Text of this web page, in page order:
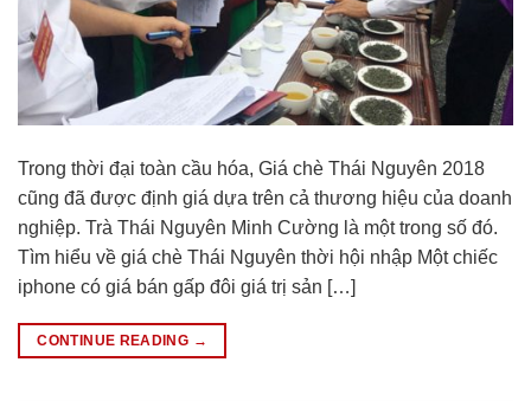
Trong thời đại toàn cầu hóa, Giá chè Thái Nguyên 2018
cũng đã được định giá dựa trên cả thương hiệu của doanh
nghiệp. Trà Thái Nguyên Minh Cường là một trong số đó.
Tìm hiểu về giá chè Thái Nguyên thời hội nhập Một chiếc
iphone có giá bán gấp đôi giá trị sản […]
CONTINUE READING →